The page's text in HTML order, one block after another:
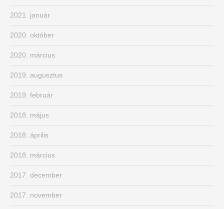
2021. január
2020. október
2020. március
2019. augusztus
2019. február
2018. május
2018. április
2018. március
2017. december
2017. november